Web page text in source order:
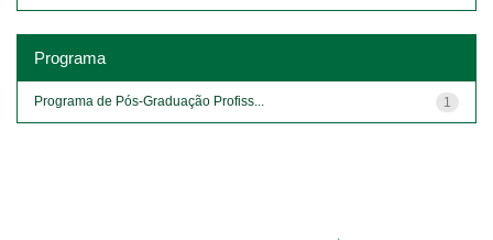
Programa
1
Programa de Pós-Graduação Profiss...